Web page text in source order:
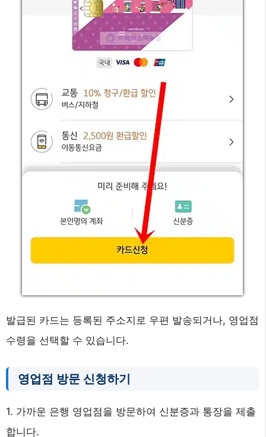
발급된 카드는 등록된 주소지로 우편 발송되거나, 영업점
수령을 선택할 수 있습니다.
영업점 방문 신청하기
1. 가까운 은행 영업점을 방문하여 신분증과 통장을 제출
합니다.